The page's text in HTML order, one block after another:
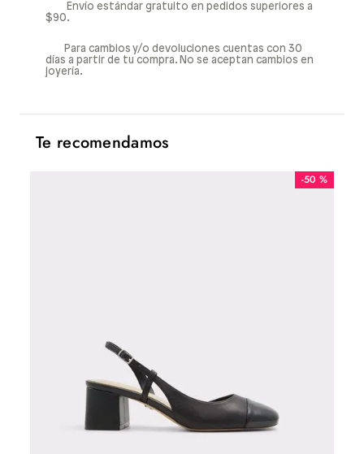
Envío estándar gratuito en pedidos superiores a
$90.
Para cambios y/o devoluciones cuentas con 30
días a partir de tu compra. No se aceptan cambios en
joyería.
Te recomendamos
-50 %